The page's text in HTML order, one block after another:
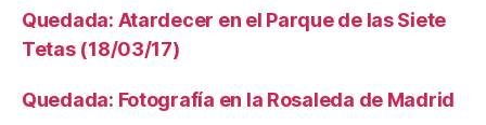
Quedada: Atardecer en el Parque de las Siete
Tetas (18/03/17)
Quedada: Fotografía en la Rosaleda de Madrid